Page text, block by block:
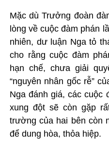
Mặc dù Trưởng đoàn
lòng về cuộc đàm phán
nhiên, dư luận Nga tỏ
cho rằng cuộc đàm
hạn chế, chưa giải
“nguyên nhân gốc rễ”
Nga đánh giá, các cuộc
xung đột sẽ còn gặp
trường của hai bên còn
để dung hòa, thỏa hiệp.